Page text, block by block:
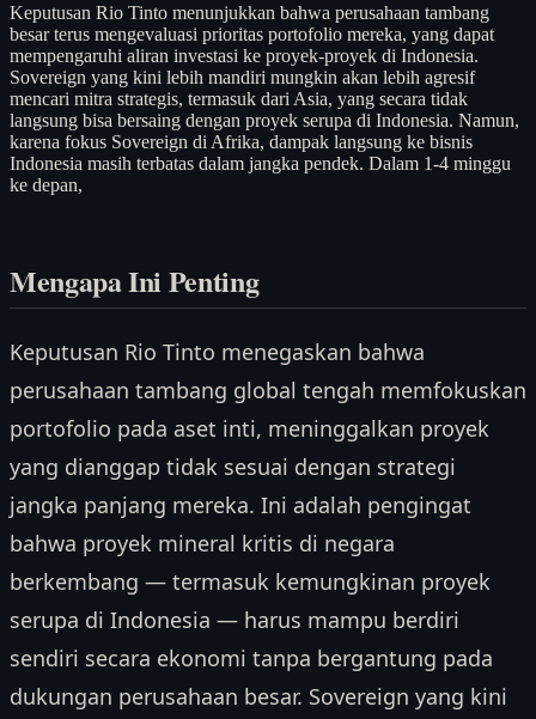
Keputusan Rio Tinto menunjukkan bahwa perusahaan tambang
besar terus mengevaluasi prioritas portofolio mereka, yang dapat
mempengaruhi aliran investasi ke proyek-proyek di Indonesia.
Sovereign yang kini lebih mandiri mungkin akan lebih agresif
mencari mitra strategis, termasuk dari Asia, yang secara tidak
langsung bisa bersaing dengan proyek serupa di Indonesia. Namun,
karena fokus Sovereign di Afrika, dampak langsung ke bisnis
Indonesia masih terbatas dalam jangka pendek. Dalam 1-4 minggu
ke depan,
Mengapa Ini Penting
Keputusan Rio Tinto menegaskan bahwa
perusahaan tambang global tengah memfokuskan
portofolio pada aset inti, meninggalkan proyek
yang dianggap tidak sesuai dengan strategi
jangka panjang mereka. Ini adalah pengingat
bahwa proyek mineral kritis di negara
berkembang — termasuk kemungkinan proyek
serupa di Indonesia — harus mampu berdiri
sendiri secara ekonomi tanpa bergantung pada
dukungan perusahaan besar. Sovereign yang kini